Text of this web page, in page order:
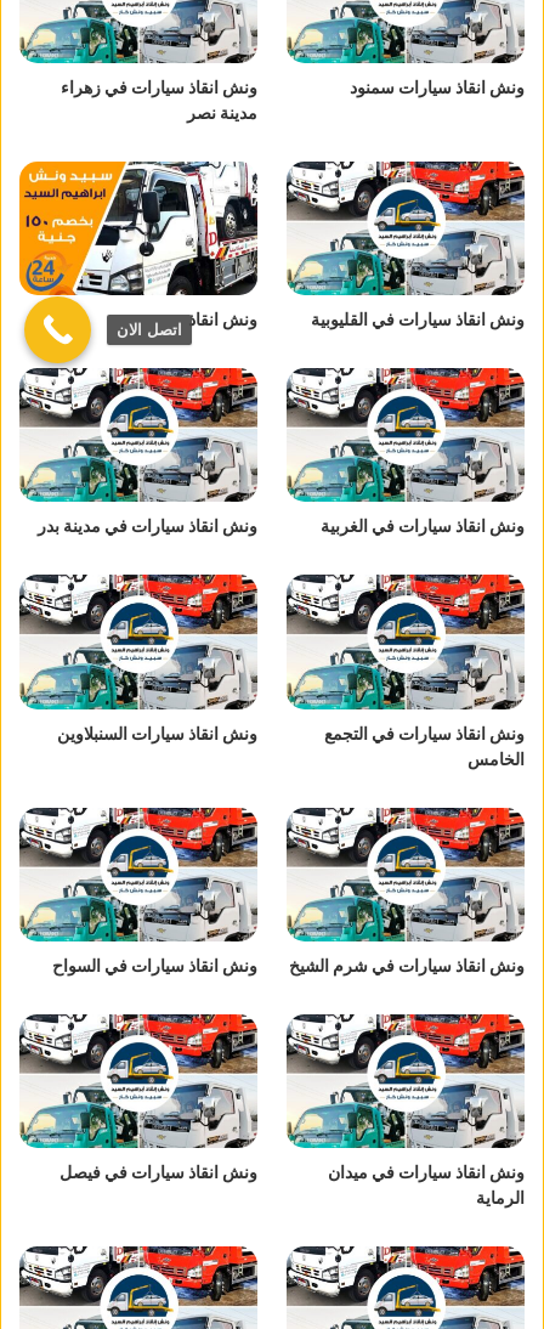
ونش انقاذ سيارات سمنود
ونش انقاذ سيارات في زهراء
مدينة نصر
ونش انقاذ سيارات في القليوبية ونش انقاذ
ونش انقاذ سيارات في الغربية ونش انقاذ سيارات في مدينة بدر
ونش انقاذ سيارات في التجمع
الخامس
ونش انقاذ سيارات السنبلاوين
ونش انقاذ سيارات في شرم الشيخ ونش انقاذ سيارات في السواح
ونش انقاذ سيارات في ميدان
الرماية
ونش انقاذ سيارات في فيصل
اتصل الان